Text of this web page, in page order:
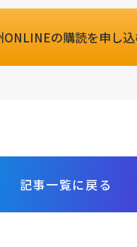
ONLINEの購読を申し
記事一覧に戻る